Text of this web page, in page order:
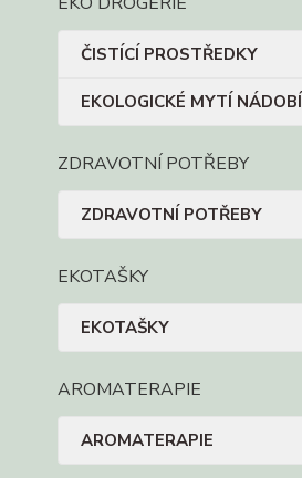
ČISTÍCÍ PROSTŘEDKY
EKOLOGICKÉ MYTÍ NÁDOBÍ
ZDRAVOTNÍ POTŘEBY
ZDRAVOTNÍ POTŘEBY
EKOTAŠKY
EKOTAŠKY
AROMATERAPIE
AROMATERAPIE